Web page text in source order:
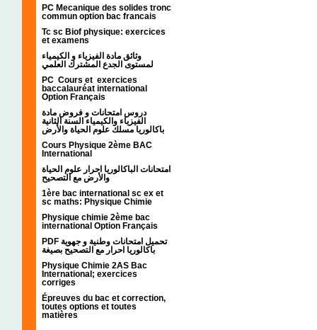
PC Mecanique des solides tronc
commun option bac francais
Tc sc Biof physique: exercices
et examens
وثائق مادة الفيزياء و الكيمياء
PC Cours et exercices
baccalauréat international
Option Français
دروس امتحانات و فروض مادة
الفيزياء والكيمياء السنة الثانية
باكالوريا مسلك علوم الحياة والأرض
Cours Physique 2ème BAC
International
امتحانات الباكالوريا احرار علوم الحياة
والأرض مع التصحيح
1ère bac international sc ex et
sc maths: Physique Chimie
Physique chimie 2ème bac
international Option Français
PDF تحميل امتحانات وطنية و جهوية
باكالوريا احرار مع التصحيح بصيغة
Physique Chimie 2AS Bac
International; exercices
corriges
Épreuves du bac et correction,
toutes options et toutes
matières